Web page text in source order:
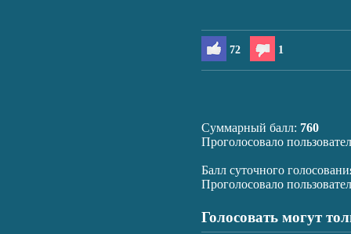
72 1
Суммарный балл: 760
Проголосовало
Балл суточного
Проголосовало
Голосовать могут